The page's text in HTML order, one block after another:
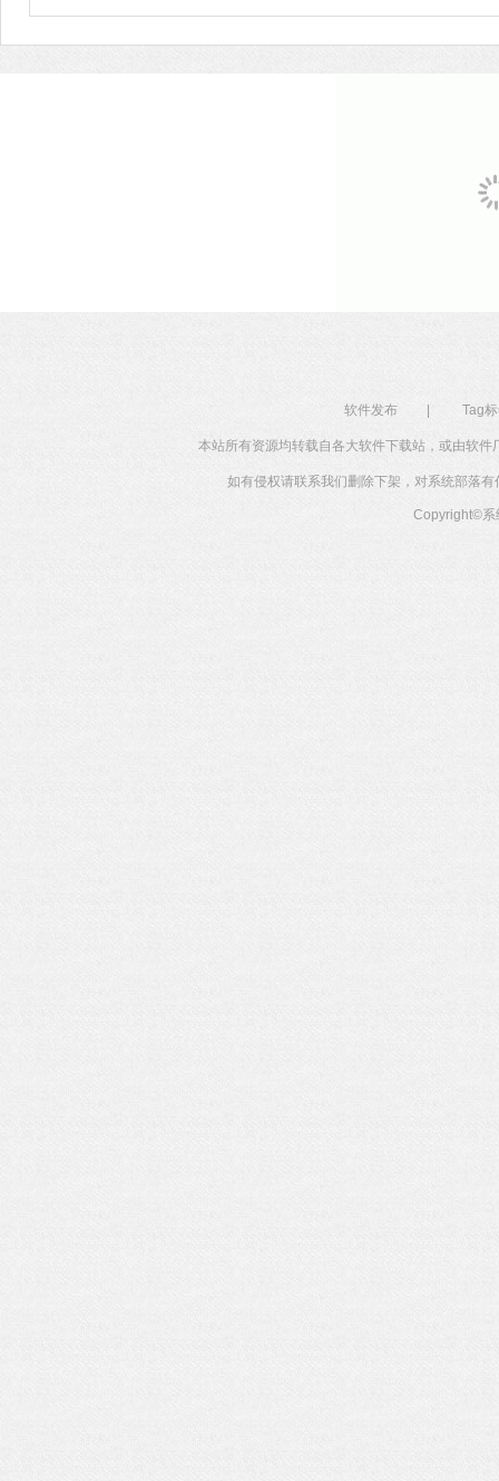
软件发布 Tag
本站所有资源均转载自各大软件下载站，或由软
如有侵权请联系我们删除下架，对系统部落
Copyright©系